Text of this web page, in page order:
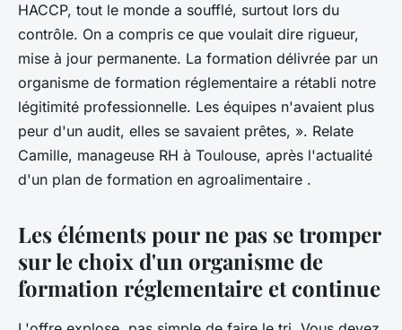
HACCP, tout le monde a soufflé, surtout lors du
contrôle. On a compris ce que voulait dire rigueur,
mise à jour permanente. La formation délivrée par un
organisme de formation réglementaire a rétabli notre
légitimité professionnelle. Les équipes n'avaient plus
peur d'un audit, elles se savaient prêtes, ». Relate
Camille, manageuse RH à Toulouse, après l'actualité
d'un plan de formation en agroalimentaire .
Les éléments pour ne pas se tromper
sur le choix d'un organisme de
formation réglementaire et continue